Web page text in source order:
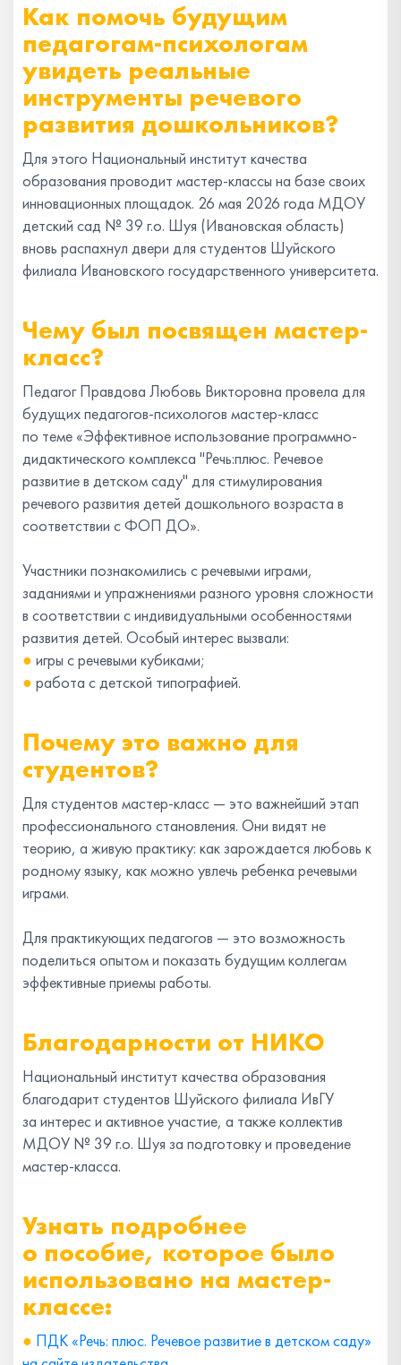
Как помочь будущим
педагогам-психологам
увидеть реальные
инструменты речевого
развития дошкольников?
Для этого Национальный институт качества
образования проводит мастер-классы на базе своих
инновационных площадок. 26 мая 2026 года МДОУ
детский сад № 39 г.о. Шуя (Ивановская область)
вновь распахнул двери для студентов Шуйского
филиала Ивановского государственного университета.
Чему был посвящен мастер-
класс?
Педагог Правдова Любовь Викторовна провела для
будущих педагогов-психологов мастер-класс
по теме «Эффективное использование программно-
дидактического комплекса "Речь:плюс. Речевое
развитие в детском саду" для стимулирования
речевого развития детей дошкольного возраста в
соответствии с ФОП ДО».
Участники познакомились с речевыми играми,
заданиями и упражнениями разного уровня сложности
в соответствии с индивидуальными особенностями
развития детей. Особый интерес вызвали:
● игры с речевыми кубиками;
● работа с детской типографией.
Почему это важно для
студентов?
Для студентов мастер-класс — это важнейший этап
профессионального становления. Они видят не
теорию, а живую практику: как зарождается любовь к
родному языку, как можно увлечь ребенка речевыми
играми.
Для практикующих педагогов — это возможность
поделиться опытом и показать будущим коллегам
эффективные приемы работы.
Благодарности от НИКО
Национальный институт качества образования
благодарит студентов Шуйского филиала ИвГУ
за интерес и активное участие, а также коллектив
МДОУ № 39 г.о. Шуя за подготовку и проведение
мастер-класса.
Узнать подробнее
о пособие, которое было
использовано на мастер-
классе:
● ПДК «Речь: плюс. Речевое развитие в детском саду»